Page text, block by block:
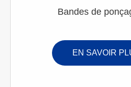
Bandes de
EN SAVOIR